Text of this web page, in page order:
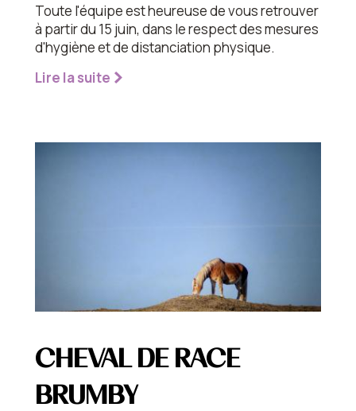
Toute l'équipe est heureuse de vous retrouver
à partir du 15 juin, dans le respect des mesures
d'hygiène et de distanciation physique.
Lire la suite
CHEVAL DE RACE
BRUMBY